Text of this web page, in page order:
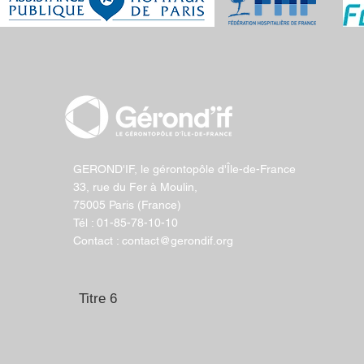
GEROND'IF, le gérontopôle d'Île-de-France
33, rue du Fer à Moulin,
75005 Paris (France)
Tél : 01-85-78-10-10
Contact : contact@gerondif.org
Titre 6